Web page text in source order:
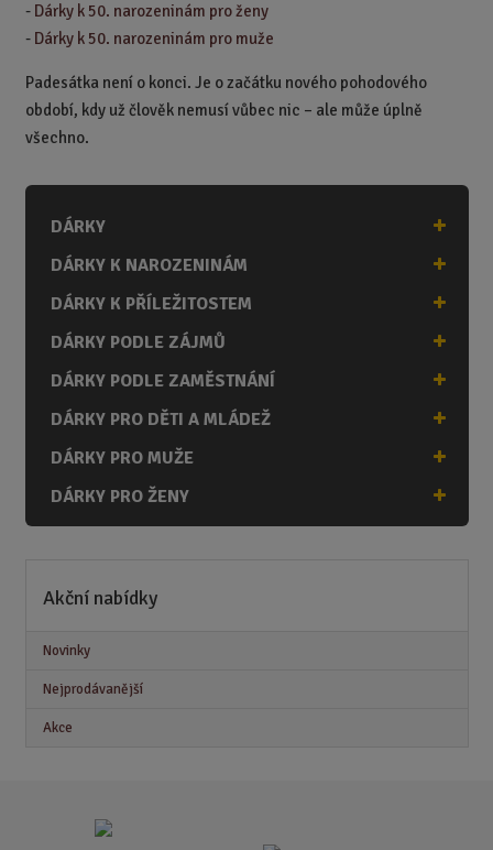
- Dárky k 50. narozeninám pro ženy
- Dárky k 50. narozeninám pro muže
Padesátka není o konci. Je o začátku nového pohodového
období, kdy už člověk nemusí vůbec nic – ale může úplně
všechno.
DÁRKY
DÁRKY K NAROZENINÁM
DÁRKY K PŘÍLEŽITOSTEM
DÁRKY PODLE ZÁJMŮ
DÁRKY PODLE ZAMĚSTNÁNÍ
DÁRKY PRO DĚTI A MLÁDEŽ
DÁRKY PRO MUŽE
DÁRKY PRO ŽENY
Akční nabídky
Novinky
Nejprodávanější
Akce